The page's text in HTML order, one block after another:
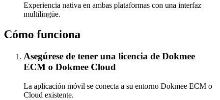
Experiencia nativa en ambas plataformas con una interfaz
multilingüe.
Cómo funciona
Asegúrese de tener una licencia de Dokmee
ECM o Dokmee Cloud
La aplicación móvil se conecta a su entorno Dokmee ECM o
Cloud existente.